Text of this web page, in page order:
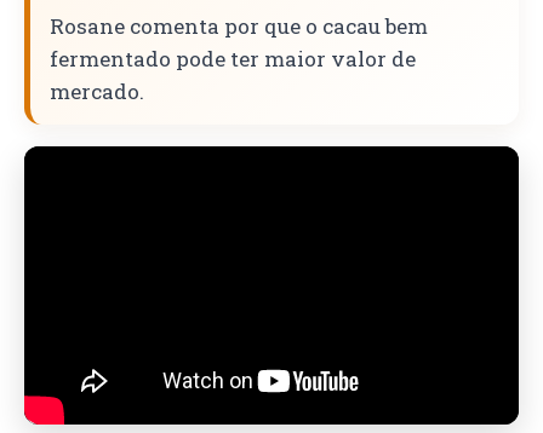
Rosane comenta por que o cacau bem
fermentado pode ter maior valor de
mercado.